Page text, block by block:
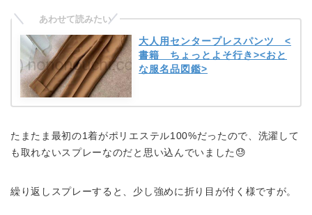
大人用センタープレスパンツ <
書籍 ちょっとよそ行き><おと
な服名品図鑑>
たまたま最初の1着がポリエステル100%だったので、洗濯して
も取れないスプレーなのだと思い込んでいました😓
繰り返しスプレーすると、少し強めに折り目が付く様ですが。